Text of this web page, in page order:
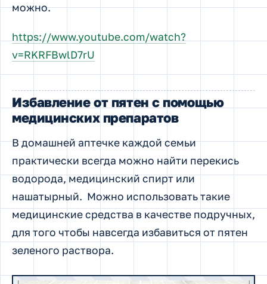
можно.
https://www.youtube.com/watch?
v=RKRFBwlD7rU
Избавление от пятен с помощью
медицинских препаратов
В домашней аптечке каждой семьи
практически всегда можно найти перекись
водорода, медицинский спирт или
нашатырный. Можно использовать такие
медицинские средства в качестве подручных,
для того чтобы навсегда избавиться от пятен
зеленого раствора.